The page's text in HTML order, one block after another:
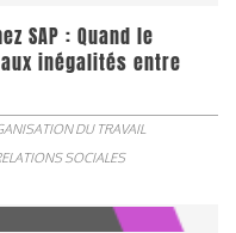
SAP : Quand le
inégalités entre
DU TRAVAIL
SOCIALES